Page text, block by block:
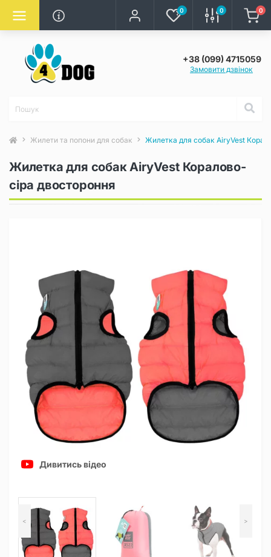
0 0 0
+38 (099) 4715059
Замовити дзвінок
Жилети та попони для собак Жилетка для собак AiryVest
Жилетка для собак AiryVest Коралово-
сіра двостороння
Дивитись відео
< >